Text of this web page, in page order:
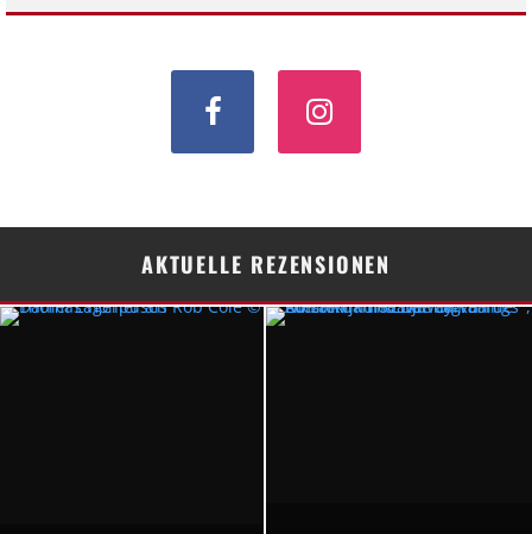
AKTUELLE REZENSIONEN